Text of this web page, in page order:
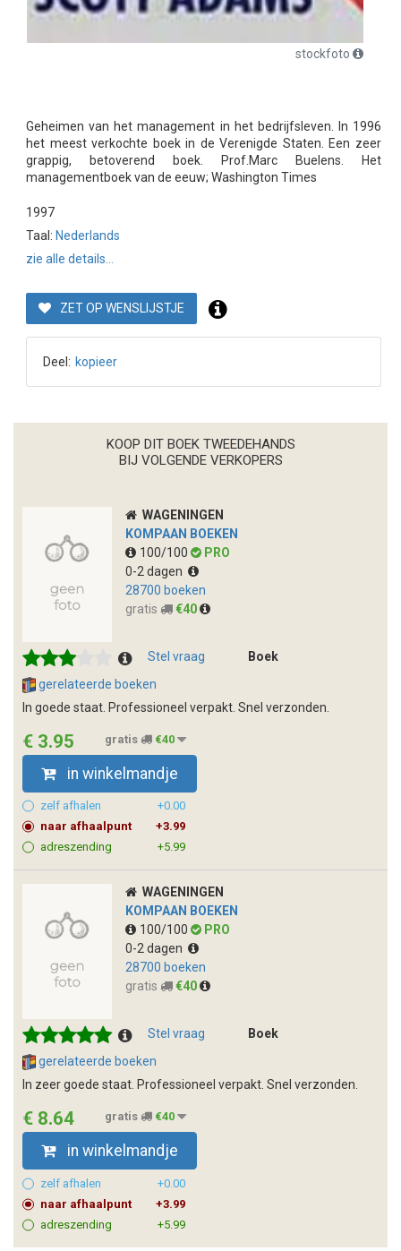
stockfoto
Geheimen van het management in het bedrijfsleven. In 1996
het meest verkochte boek in de Verenigde Staten. Een zeer
grappig, betoverend boek. Prof.Marc Buelens. Het
managementboek van de eeuw; Washington Times
1997
Taal: Nederlands
zie alle details...
ZET OP WENSLIJSTJE
Deel: kopieer
KOOP DIT BOEK TWEEDEHANDS
BIJ VOLGENDE VERKOPERS
WAGENINGEN
KOMPAAN BOEKEN
100/100
PRO
0-2 dagen
28700 boeken
gratis
€40
Stel vraag
Boek
gerelateerde boeken
In goede staat. Professioneel verpakt. Snel verzonden.
€ 3.95 gratis €40
in winkelmandje
zelf afhalen
+0.00
naar afhaalpunt
+3.99
adreszending
+5.99
WAGENINGEN
KOMPAAN BOEKEN
100/100
PRO
0-2 dagen
28700 boeken
gratis
€40
Stel vraag
Boek
gerelateerde boeken
In zeer goede staat. Professioneel verpakt. Snel verzonden.
€ 8.64 gratis €40
in winkelmandje
zelf afhalen
+0.00
naar afhaalpunt
+3.99
adreszending
+5.99